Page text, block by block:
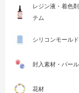
レジン液・着色
テム
シリコンモール
封入素材・パール
花材